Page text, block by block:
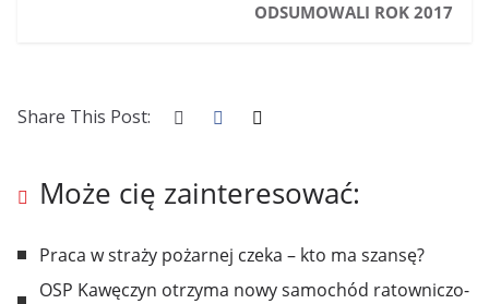
ODSUMOWALI ROK 2017
Share This Post:
Może cię zainteresować:
Praca w straży pożarnej czeka – kto ma szansę?
OSP Kawęczyn otrzyma nowy samochód ratowniczo-